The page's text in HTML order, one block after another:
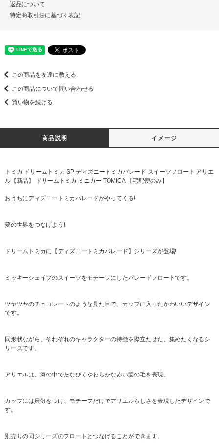
返品について
特定商取引法に基づく表記
この商品を友達に教える
この商品について問い合わせる
買い物を続ける
商品説明 イメージ
トミカ ドリームトミカ SP ディズニートミカパレード スイーツフロート アリエ
ル【新品】 ドリームトミカ ミニカー TOMICA 【宅配便のみ】
おうちにディズニートミカパレードがやってくる!
夢の世界をつなげよう!
ドリームトミカに【ディズニートミカパレード】シリーズが登場!
ミッキーシェイプのスイーツをモチーフにしたパレードフロートです。
ツヤツヤのチョコレートのような見た目で、カップに入ったかわいいデザイン
です。
同形状ながら、それぞれのキャラクターの特徴を際立たせた、集めたくなるシ
リーズです。
アリエルは、海の中でたなびくやわらかな赤い髪の毛を表現。
カップには貝殻をつけ、モチーフだけでアリエルらしさを表現したデザインで
す。
別売りの同シリーズのフロートとつなげることができます。